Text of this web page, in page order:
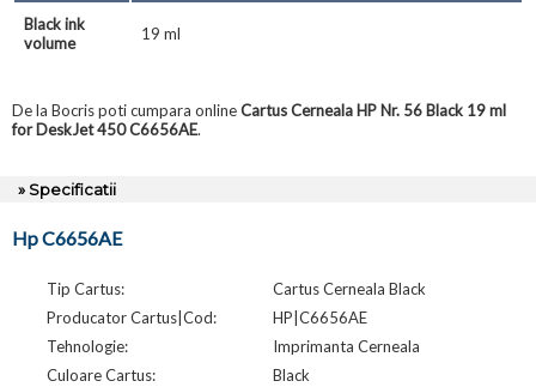
Black ink
volume
19 ml
De la Bocris poti cumpara onlineCartus Cerneala HP Nr. 56 Black 19 ml
for DeskJet 450 C6656AE.
» Specificatii
Hp C6656AE
Tip Cartus:
Cartus Cerneala Black
Producator Cartus|Cod:
HP|C6656AE
Tehnologie:
Imprimanta Cerneala
Culoare Cartus:
Black